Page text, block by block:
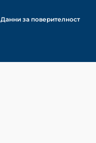
Данни за поверителност